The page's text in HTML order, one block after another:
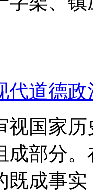
代道德政
视国家
成部分
既成事